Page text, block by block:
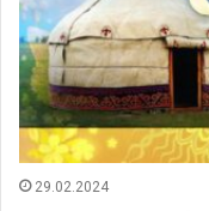
29.02.2024